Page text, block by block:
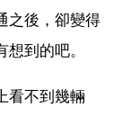
之後，卻變得
到的吧。
看不到幾輛